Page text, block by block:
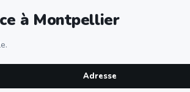
à Montpellier
Adresse